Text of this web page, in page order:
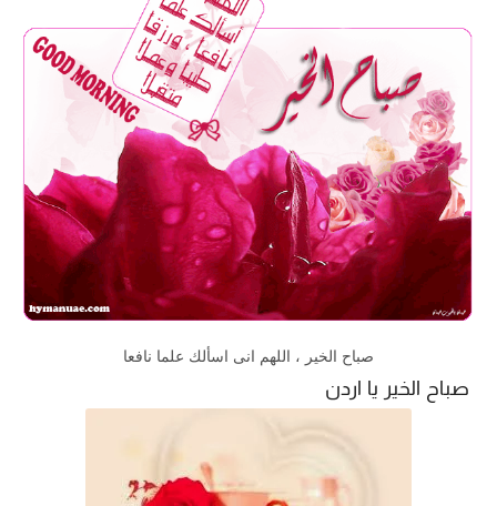
صباح الخير ، اللهم انى اسألك علما نافعا
صباح الخير يا اردن